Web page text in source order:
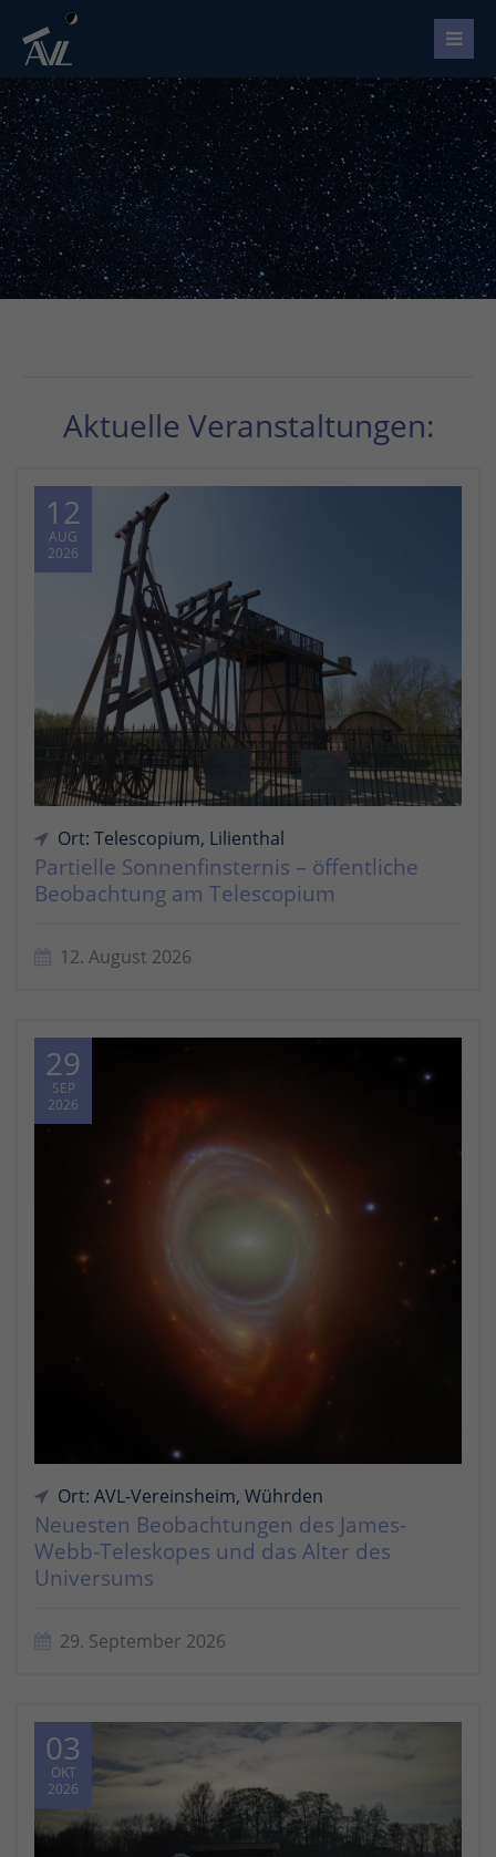
Aktuelle Veranstaltungen:
12
AUG
2026
Ort: Telescopium, Lilienthal
Partielle Sonnenfinsternis – öffentliche
Beobachtung am Telescopium
12. August 2026
29
SEP
2026
Ort: AVL-Vereinsheim, Wührden
Neuesten Beobachtungen des James-
Webb-Teleskopes und das Alter des
Universums
29. September 2026
03
OKT
2026